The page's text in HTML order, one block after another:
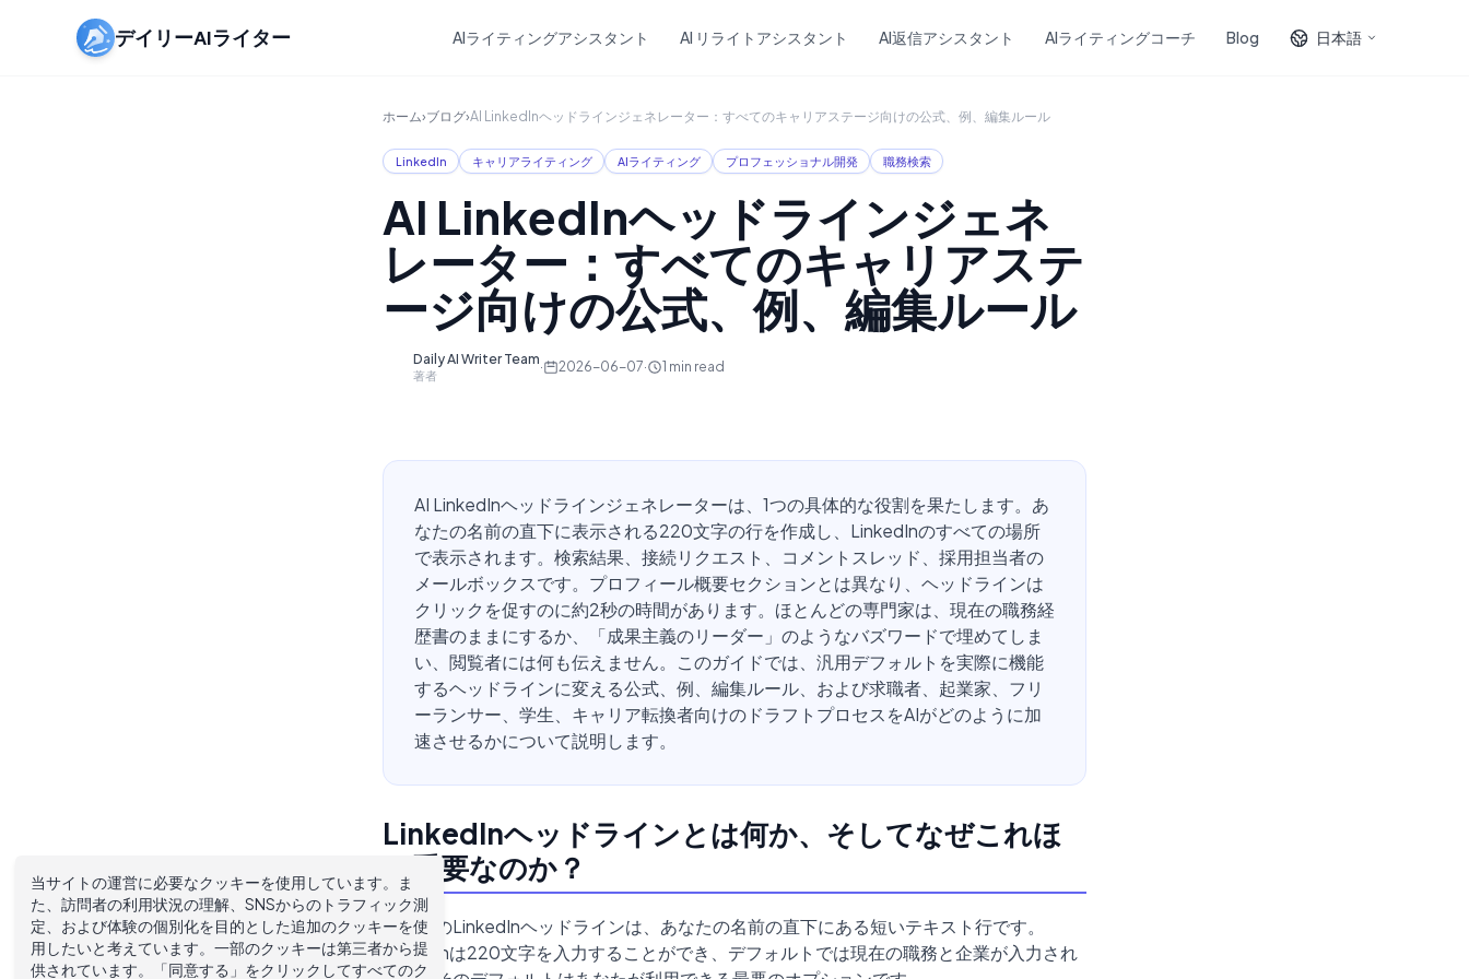
デイリーAIライター AIライティングアシスタント AI リライトアシスタント AI返信アシスタント AIライティングコーチ Blog 日本語
ホーム›ブログ›AI LinkedInヘッドラインジェネレーター：すべてのキャリアステージ向けの公式、例、編集ルール
LinkedIn キャリアライティング AIライティング プロフェッショナル開発 職務検索
AI LinkedInヘッドラインジェネ
レーター：すべてのキャリアステ
ージ向けの公式、例、編集ルール
Daily AI Writer Team
著者
· 2026-06-07· 1 min read
AI LinkedInヘッドラインジェネレーターは、1つの具体的な役割を果たします。あ
なたの名前の直下に表示される220文字の行を作成し、LinkedInのすべての場所
で表示されます。検索結果、接続リクエスト、コメントスレッド、採用担当者の
メールボックスです。プロフィール概要セクションとは異なり、ヘッドラインは
クリックを促すのに約2秒の時間があります。ほとんどの専門家は、現在の職務経
歴書のままにするか、「成果主義のリーダー」のようなバズワードで埋めてしま
い、閲覧者には何も伝えません。このガイドでは、汎用デフォルトを実際に機能
するヘッドラインに変える公式、例、編集ルール、および求職者、起業家、フリ
ーランサー、学生、キャリア転換者向けのドラフトプロセスをAIがどのように加
速させるかについて説明します。
LinkedInヘッドラインとは何か、そしてなぜこれほ
ど重要なのか？
あなたのLinkedInヘッドラインは、あなたの名前の直下にある短いテキスト行です。
Linkedinは220文字を入力することができ、デフォルトでは現在の職務と企業が入力され
当サイトの運営に必要なクッキーを使用しています。ま
た、訪問者の利用状況の理解、SNSからのトラフィック測
定、および体験の個別化を目的とした追加のクッキーを使
用したいと考えています。一部のクッキーは第三者から提
供されています。「同意する」をクリックしてすべてのク